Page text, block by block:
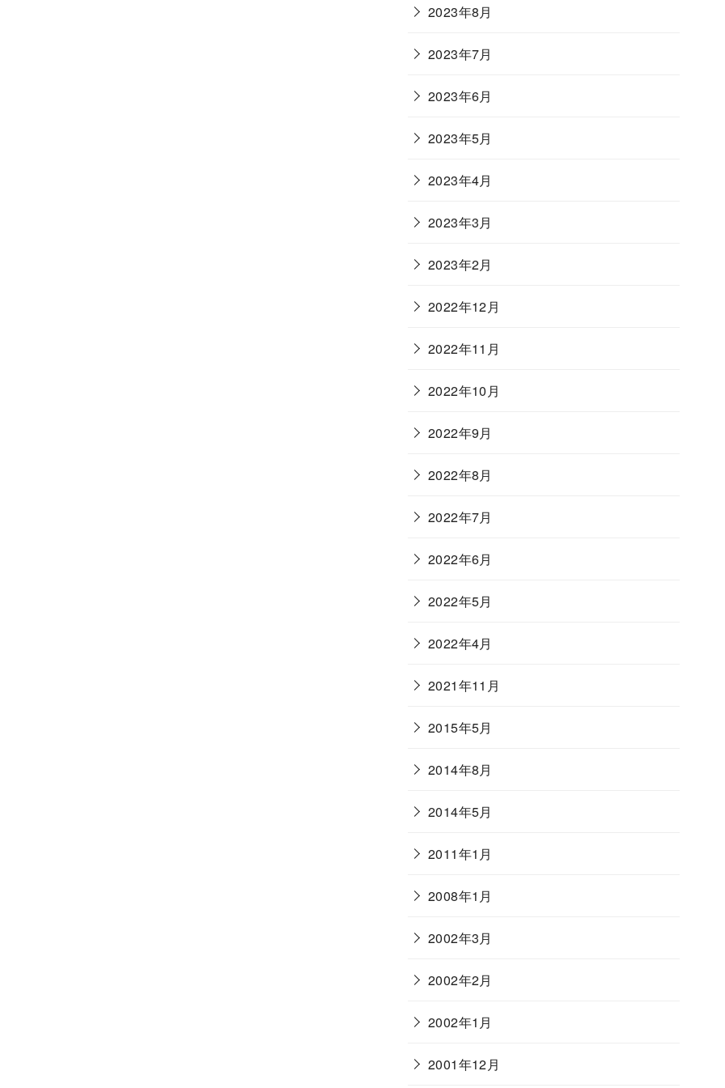
2023年8月
2023年7月
2023年6月
2023年5月
2023年4月
2023年3月
2023年2月
2022年12月
2022年11月
2022年10月
2022年9月
2022年8月
2022年7月
2022年6月
2022年5月
2022年4月
2021年11月
2015年5月
2014年8月
2014年5月
2011年1月
2008年1月
2002年3月
2002年2月
2002年1月
2001年12月